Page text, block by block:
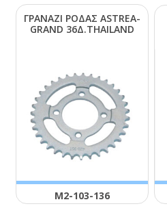
ΓΡΑΝΑΖΙ ΡΟΔΑΣ ΑSΤRΕΑ-
GRΑΝD 36Δ.ΤΗΑΙLΑΝD
Μ2-103-136